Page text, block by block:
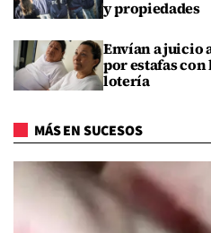
y propiedades
Envían a juicio
por estafas
lotería
MÁS EN SUCESOS